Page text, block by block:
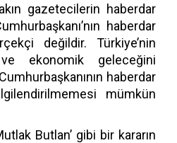
gazetecilerin haberdar
haberdar
değildir. Türkiye’nin
ekonomik geleceğini
haberdar
mümkün
Butlan’ gibi bir kararın